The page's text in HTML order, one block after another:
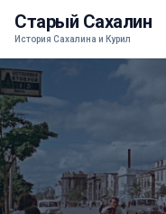
Старый Сахалин
История Сахалина и Курил